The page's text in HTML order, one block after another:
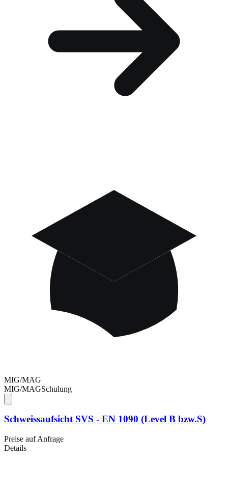
MIG/MAG
MIG/MAGSchulung
Schweissaufsicht SVS - EN 1090 (Level B bzw.S)
Preise auf Anfrage
Details